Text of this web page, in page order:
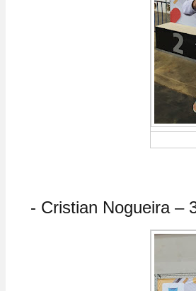
- Cristian Nogueira –